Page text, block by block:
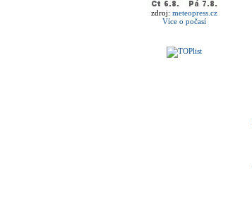
zdroj: meteopress.cz
Více o počasí